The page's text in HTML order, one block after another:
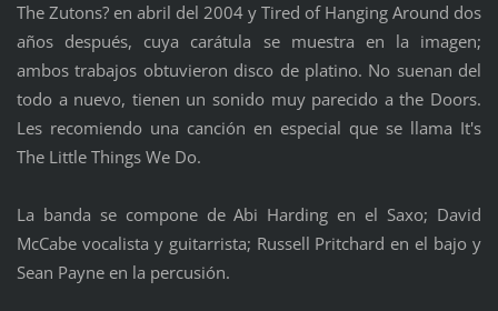
The Zutons? en abril del 2004 y Tired of Hanging Around dos
años después, cuya carátula se muestra en la imagen;
ambos trabajos obtuvieron disco de platino. No suenan del
todo a nuevo, tienen un sonido muy parecido a the Doors.
Les recomiendo una canción en especial que se llama It's
The Little Things We Do.
La banda se compone de Abi Harding en el Saxo; David
McCabe vocalista y guitarrista; Russell Pritchard en el bajo y
Sean Payne en la percusión.